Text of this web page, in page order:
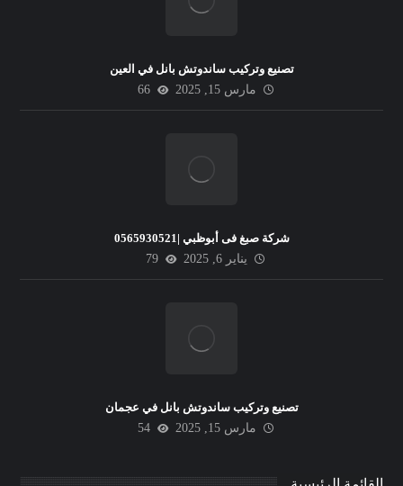
تصنيع وتركيب ساندوتش بانل في العين
مارس 15, 2025
66
شركة صبغ فى أبوظبي |0565930521
يناير 6, 2025
79
تصنيع وتركيب ساندوتش بانل في عجمان
مارس 15, 2025
54